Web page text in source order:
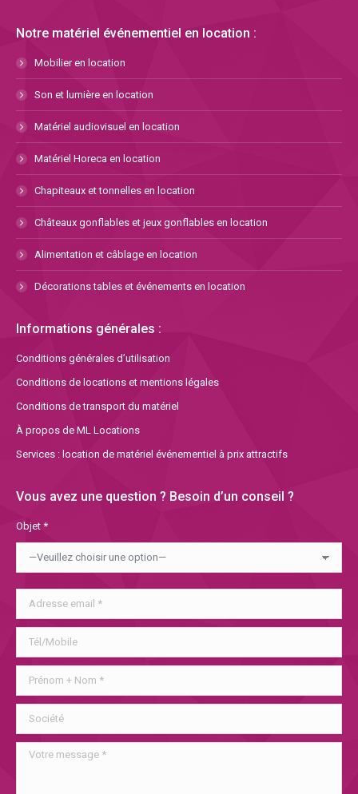
Notre matériel événementiel en location :
Mobilier en location
Son et lumière en location
Matériel audiovisuel en location
Matériel Horeca en location
Chapiteaux et tonnelles en location
Châteaux gonflables et jeux gonflables en location
Alimentation et câblage en location
Décorations tables et événements en location
Informations générales :
Conditions générales d’utilisation
Conditions de locations et mentions légales
Conditions de transport du matériel
À propos de ML Locations
Services : location de matériel événementiel à prix attractifs
Vous avez une question ? Besoin d’un conseil ?
Objet *